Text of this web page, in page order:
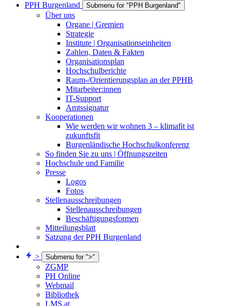
PPH Burgenland
Submenu for "PPH Burgenland"
Über uns
Organe | Gremien
Strategie
Institute | Organisationseinheiten
Zahlen, Daten & Fakten
Organisationsplan
Hochschulberichte
Raum-/Orientierungsplan an der PPHB
Mitarbeiter:innen
IT-Support
Amtssignatur
Kooperationen
Wie werden wir wohnen 3 – klimafit ist
zukunftsfit
Burgenländische Hochschulkonferenz
So finden Sie zu uns | Öffnungszeiten
Hochschule und Familie
Presse
Logos
Fotos
Stellenausschreibungen
Stellenausschreibungen
Beschäftigungsformen
Mitteilungsblatt
Satzung der PPH Burgenland
> Submenu for ">"
ZGMP
PH Online
Webmail
Bibliothek
LMS.at